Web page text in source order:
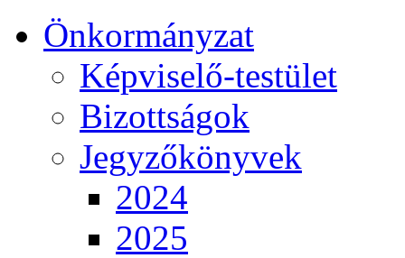
Önkormányzat
Képviselő-testület
Bizottságok
Jegyzőkönyvek
2024
2025